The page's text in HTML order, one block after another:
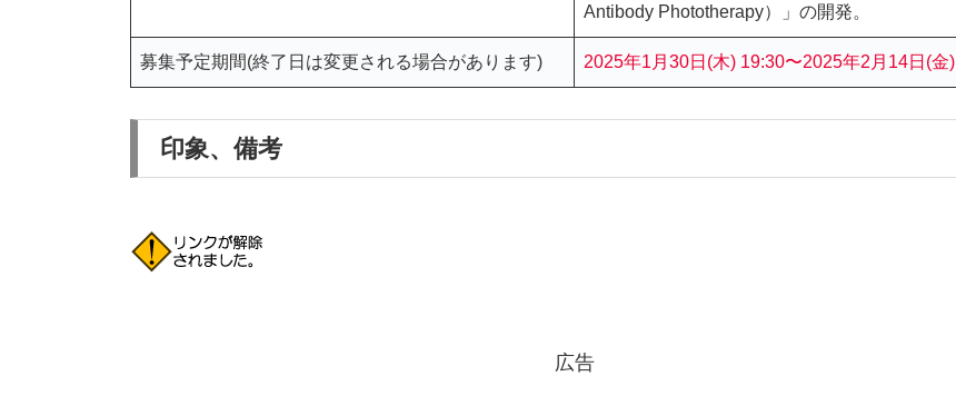
Antibody Phototherapy）」の開発。
募集予定期間(終了日は変更される場合があります) 2025年1月30日(木) 19:30〜2025年2月14日(金)
印象、備考
広告